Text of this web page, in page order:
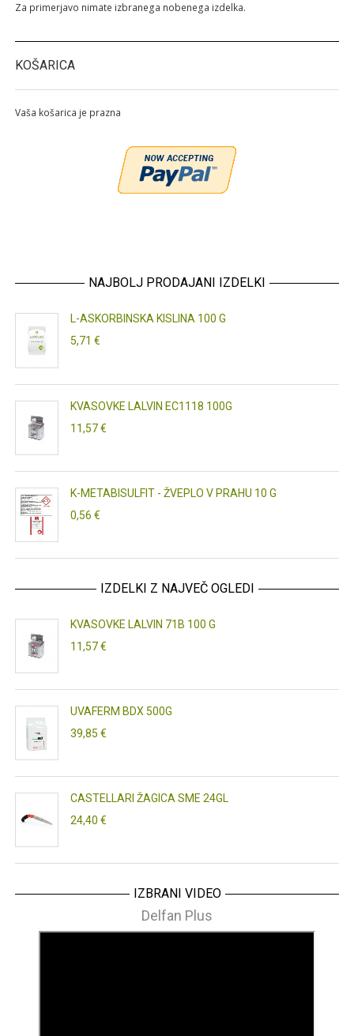
Za primerjavo nimate izbranega nobenega izdelka.
KOŠARICA
Vaša košarica je prazna
NAJBOLJ PRODAJANI IZDELKI
L-ASKORBINSKA KISLINA 100 G
5,71 €
KVASOVKE LALVIN EC1118 100G
11,57 €
K-METABISULFIT - ŽVEPLO V PRAHU 10 G
0,56 €
IZDELKI Z NAJVEČ OGLEDI
KVASOVKE LALVIN 71B 100 G
11,57 €
UVAFERM BDX 500G
39,85 €
CASTELLARI ŽAGICA SME 24GL
24,40 €
IZBRANI VIDEO
Delfan Plus